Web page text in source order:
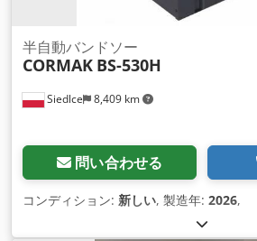
Siedlce 8,409 km
半自動バンドソー
CORMAK BS-530H
問い合わせる
コンディション: 新しい, 製造年: 2026,